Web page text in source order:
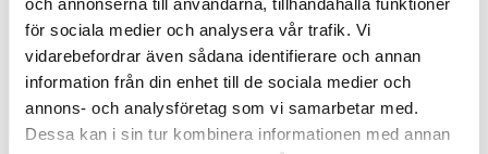
för sociala medier och analysera vår trafik. Vi
vidarebefordrar även sådana identifierare och annan
information från din enhet till de sociala medier och
annons- och analysföretag som vi samarbetar med.
Dessa kan i sin tur kombinera informationen med annan